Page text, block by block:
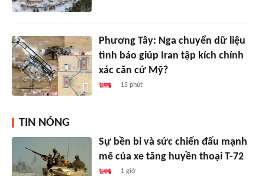
Phương Tây: Nga chuyển dữ liệu
tình báo giúp Iran tập kích chính
xác căn cứ Mỹ?
15 phút
TIN NÓNG
Sự bền bỉ và sức chiến đấu mạnh
mẽ của xe tăng huyền thoại T-72
1 giờ